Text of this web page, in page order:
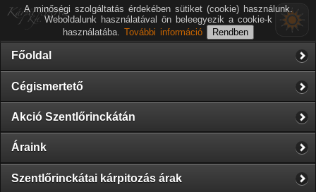
Főoldal
Cégismertető
Akció Szentlőrinckátán
Áraink
Szentlőrinckátai kárpitozás árak
A minőségi szolgáltatás érdekében sütiket (cookie) használunk.
Weboldalunk használatával ön beleegyezik a cookie-k
használatába. További információ